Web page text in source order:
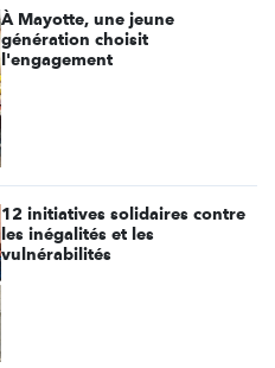
À Mayotte, une jeune
génération choisit
l'engagement
12 initiatives solidaires contre
les inégalités et les
vulnérabilités